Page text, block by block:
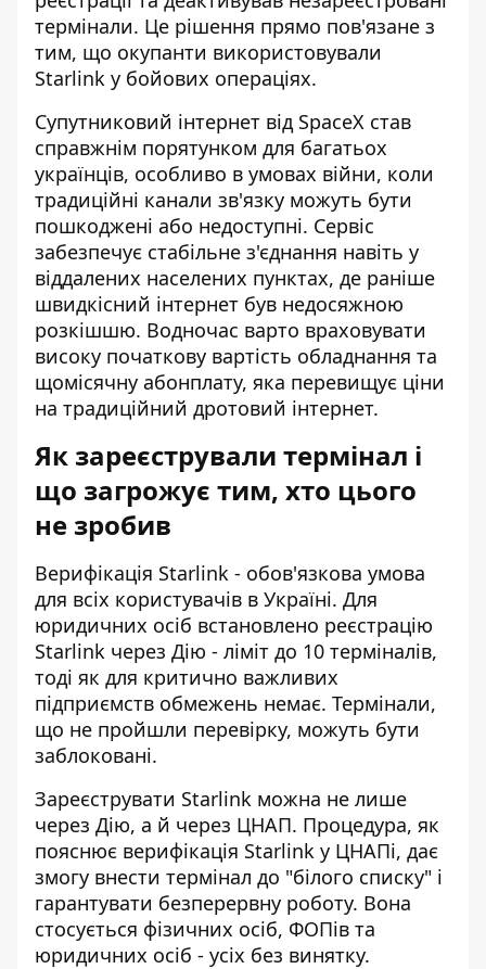
термінали. Це рішення прямо пов'язане з
тим, що окупанти використовували
Starlink у бойових операціях.
Супутниковий інтернет від SpaceX став
справжнім порятунком для багатьох
українців, особливо в умовах війни, коли
традиційні канали зв'язку можуть бути
пошкоджені або недоступні. Сервіс
забезпечує стабільне з'єднання навіть у
віддалених населених пунктах, де раніше
швидкісний інтернет був недосяжною
розкішшю. Водночас варто враховувати
високу початкову вартість обладнання та
щомісячну абонплату, яка перевищує ціни
на традиційний дротовий інтернет.
Як зареєстрували термінал і
що загрожує тим, хто цього
не зробив
Верифікація Starlink - обов'язкова умова
для всіх користувачів в Україні. Для
юридичних осіб встановлено реєстрацію
Starlink через Дію - ліміт до 10 терміналів,
тоді як для критично важливих
підприємств обмежень немає. Термінали,
що не пройшли перевірку, можуть бути
заблоковані.
Зареєструвати Starlink можна не лише
через Дію, а й через ЦНАП. Процедура, як
пояснює верифікація Starlink у ЦНАПі, дає
змогу внести термінал до "білого списку" і
гарантувати безперервну роботу. Вона
стосується фізичних осіб, ФОПів та
юридичних осіб - усіх без винятку.